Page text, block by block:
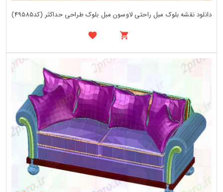
دانلود نقشه بلوک مبل راحتی لاوسون مبل بلوک طراحی حداکثر (کد49585)